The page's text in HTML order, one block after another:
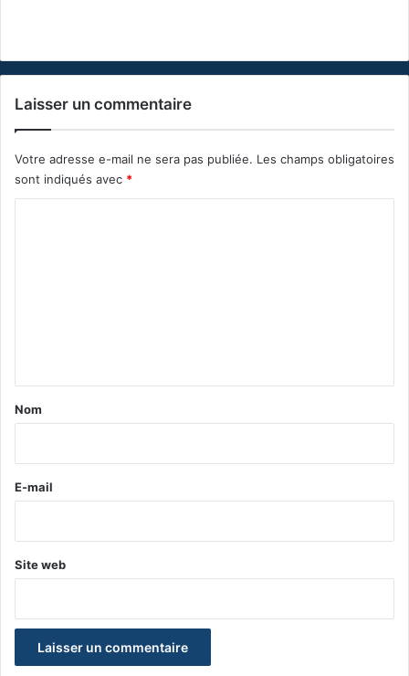
Laisser un commentaire
Votre adresse e-mail ne sera pas publiée. Les champs obligatoires
sont indiqués avec *
a
e
Nom
E-mail
Site web